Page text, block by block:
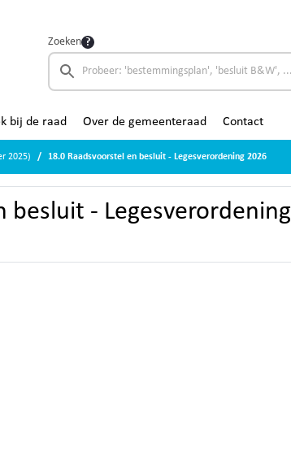
Zoeken
bij de raad Over de gemeenteraad Contact
2025) 18.0 Raadsvoorstel en besluit - Legesverordening 2026
besluit - Legesverordening